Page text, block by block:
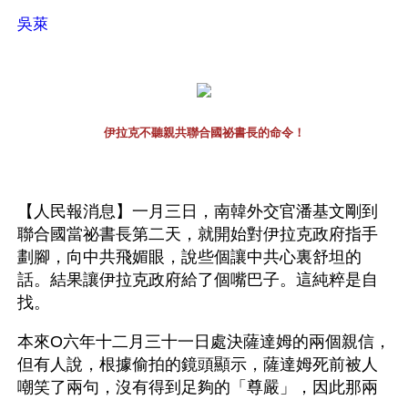
吳萊
伊拉克不聽親共聯合國祕書長的命令！
【人民報消息】一月三日，南韓外交官潘基文剛到
聯合國當祕書長第二天，就開始對伊拉克政府指手
劃腳，向中共飛媚眼，說些個讓中共心裏舒坦的
話。結果讓伊拉克政府給了個嘴巴子。這純粹是自
找。
本來O六年十二月三十一日處決薩達姆的兩個親信，
但有人說，根據偷拍的鏡頭顯示，薩達姆死前被人
嘲笑了兩句，沒有得到足夠的「尊嚴」，因此那兩